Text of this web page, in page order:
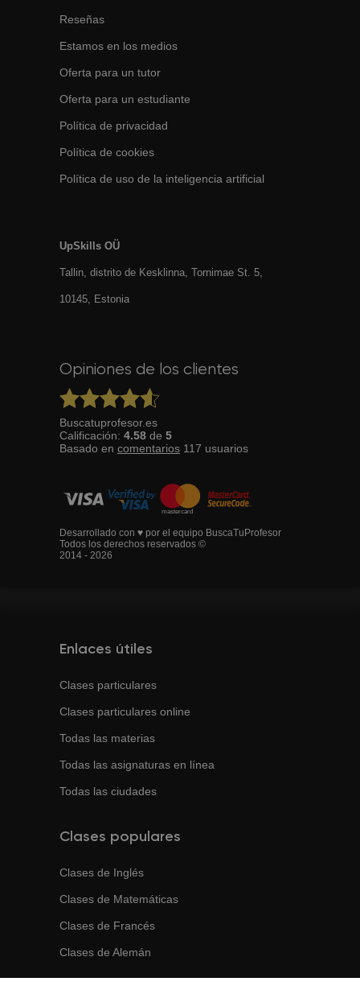
Reseñas
Estamos en los medios
Oferta para un tutor
Oferta para un estudiante
Política de privacidad
Política de cookies
Política de uso de la inteligencia artificial
UpSkills OÜ
Tallin, distrito de Kesklinna, Tornimаe St. 5,
10145, Estonia
Opiniones de los clientes
Buscatuprofesor.es
Calificación: 4.58 de 5
Basado en comentarios 117 usuarios
Desarrollado con ♥ por el equipo BuscaTuProfesor
Todos los derechos reservados ©
2014 - 2026
Enlaces útiles
Clases particulares
Clases particulares online
Todas las materias
Todas las asignaturas en línea
Todas las ciudades
Clases populares
Clases de Inglés
Clases de Matemáticas
Clases de Francés
Clases de Alemán